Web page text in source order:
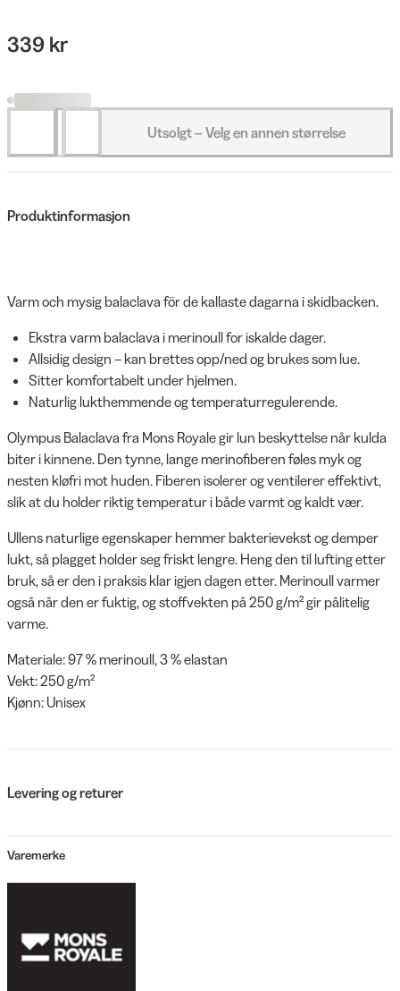
339 kr
Utsolgt – Velg en annen størrelse
Produktinformasjon
Varm och mysig balaclava för de kallaste dagarna i skidbacken.
Ekstra varm balaclava i merinoull for iskalde dager.
Allsidig design – kan brettes opp/ned og brukes som lue.
Sitter komfortabelt under hjelmen.
Naturlig lukthemmende og temperaturregulerende.
Olympus Balaclava fra Mons Royale gir lun beskyttelse når kulda
biter i kinnene. Den tynne, lange merinofiberen føles myk og
nesten kløfri mot huden. Fiberen isolerer og ventilerer effektivt,
slik at du holder riktig temperatur i både varmt og kaldt vær.
Ullens naturlige egenskaper hemmer bakterievekst og demper
lukt, så plagget holder seg friskt lengre. Heng den til lufting etter
bruk, så er den i praksis klar igjen dagen etter. Merinoull varmer
også når den er fuktig, og stoffvekten på 250 g/m² gir pålitelig
varme.
Materiale: 97 % merinoull, 3 % elastan
Vekt: 250 g/m²
Kjønn: Unisex
Levering og returer
Varemerke